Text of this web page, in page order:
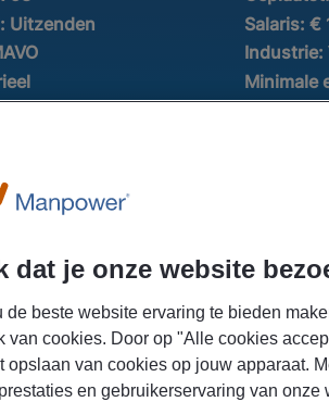
Uitzenden Salaris: €
Industrie:
Minimale
dat je onze website
de beste website ervaring te bieden
van cookies. Door op "Alle cookies
opslaan van cookies op jouw apparaat.
en gebruikerservaring van onze